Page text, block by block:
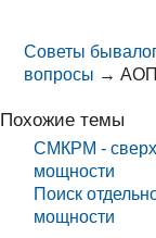
Советы
вопросы →
Похожие темы
СМКРМ -
мощности
Поиск
мощности